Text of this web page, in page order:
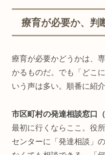
療育が必要か、判
療育が必要かどうかは、
かるものだ。でも「どこ
いう声は多い。順番に紹介
市区町村の発達相談窓口（
最初に行くならここ。役
センターに「発達相談」